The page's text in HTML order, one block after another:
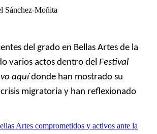
Sánchez-Moñita
del grado en Bellas Artes de la
varios actos dentro del Festival
aquídonde han mostrado su
migratoria y han reflexionado